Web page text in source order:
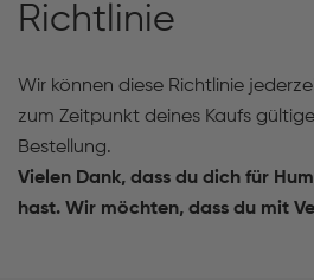
Richtlinie
Wir können diese Richtlinie
zum Zeitpunkt deines Kaufs
Bestellung.
Vielen Dank, dass du dich für
hast. Wir möchten, dass du mit